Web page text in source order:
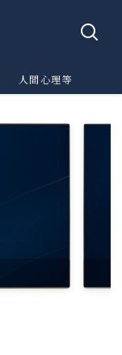
人間心理等